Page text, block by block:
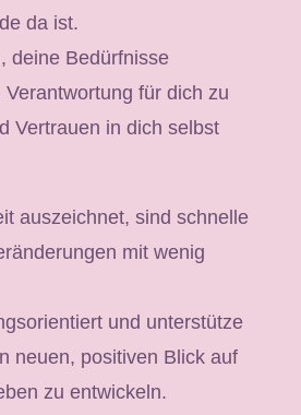
da ist.
deine Bedürfnisse
für dich zu
Vertrauen in dich selbst
auszeichnet, sind schnelle
mit wenig
und unterstütze
neuen, positiven Blick auf
zu entwickeln.